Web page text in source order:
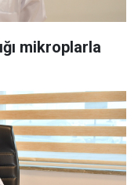
mikroplarla